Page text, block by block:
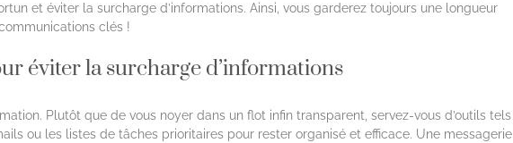
et éviter la surcharge d’informations. Ainsi, vous garderez toujours une longueur
clés !
éviter la surcharge d’informations
Plutôt que de vous noyer dans un flot infin transparent, servez-vous d’outils tels
ou les listes de tâches prioritaires pour rester organisé et efficace. Une messagerie